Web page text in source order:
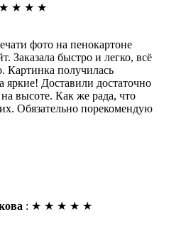
★ ★ ★ ★
фото на пенокартоне
Заказала быстро и легко, всё
Картинка получилась
яркие! Доставили достаточно
высоте. Как же рада, что
Обязательно порекомендую
: ★ ★ ★ ★ ★